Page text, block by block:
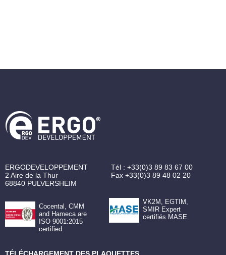
ERGODEVELOPPEMENT
2 Aire de la Thur
68840 PULVERSHEIM
Tél :+33(0)3 89 83 67 00
Fax+33(0)3 89 48 02 20
Cocental, CMM
and Hameca are
ISO 9001:2015
certified
VK2M, EGTIM,
SMIR Expert
certifiés MASE